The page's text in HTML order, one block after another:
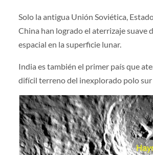
Solo la antigua Unión Soviética,
China han logrado el aterrizaje suave
espacial en la superficie lunar.
India es también el primer país que
difícil terreno del inexplorado polo sur